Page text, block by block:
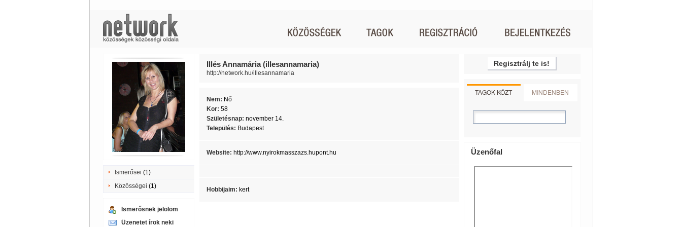
Ismerősei (1)
Közösségei (1)
Ismerősnek jelölöm
Üzenetet írok neki
Illés Annamária (illesannamaria)
http://network.hu/illesannamaria
Nem: Nő
Kor: 58
Születésnap: november 14.
Település: Budapest
Website: http://www.nyirokmasszazs.hupont.hu
Hobbijaim: kert
Regisztrálj te is!
TAGOK KÖZT MINDENBEN
Üzenőfal